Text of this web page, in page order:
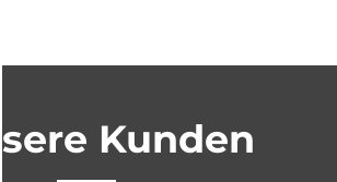
Kunden